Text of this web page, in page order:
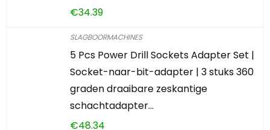
€34.39
SLAGBOORMACHINES
5 Pcs Power Drill Sockets Adapter Set |
Socket-naar-bit-adapter | 3 stuks 360
graden draaibare zeskantige
schachtadapter…
€48.34